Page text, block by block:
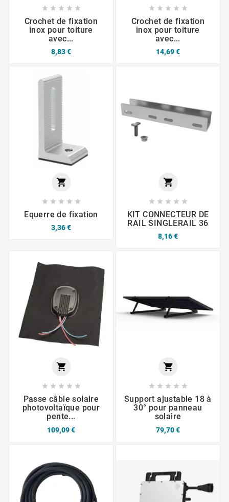
    
Crochet de fixation
inox pour toiture
avec...
8,83 €
    
Crochet de fixation
inox pour toiture
avec...
14,69 €

    
Equerre de fixation
3,36 €

    
KIT CONNECTEUR DE
RAIL SINGLERAIL 36
8,16 €

    
Passe câble solaire
photovoltaïque pour
pente...
109,09 €

    
Support ajustable 18 à
30° pour panneau
solaire
79,70 €